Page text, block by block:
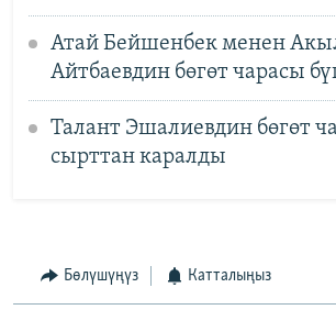
Атай Бейшенбек менен
Айтбаевдин бөгөт чарасы
Талант Эшалиевдин бөгөт
сырттан каралды
Бөлүшүңүз Катталыңыз